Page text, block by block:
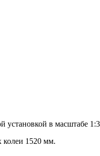
установкой в масштабе
колеи 1520 мм.